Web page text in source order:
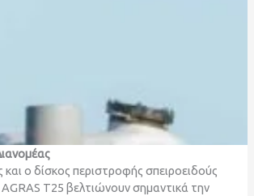
ο δίσκος περιστροφής σπειροειδούς
T25 βελτιώνουν σημαντικά την